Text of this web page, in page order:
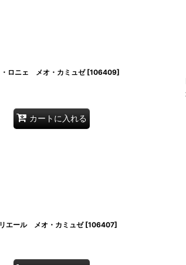
・ロニェ メオ・カミュゼ [106409]
カートに入れる
エール メオ・カミュゼ [106407]